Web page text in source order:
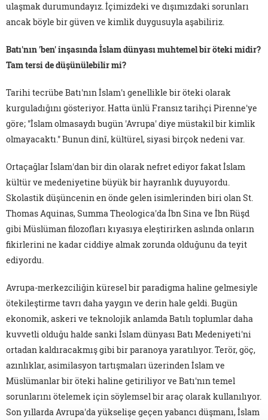
ulaşmak durumundayız. İçimizdeki ve dışımızdaki sorunları
ancak böyle bir güven ve kimlik duygusuyla aşabiliriz.
Batı'nın 'ben' inşasında İslam dünyası muhtemel bir öteki midir?
Tam tersi de düşünülebilir mi?
Tarihi tecrübe Batı'nın İslam'ı genellikle bir öteki olarak
kurguladığını gösteriyor. Hatta ünlü Fransız tarihçi Pirenne'ye
göre; "İslam olmasaydı bugün 'Avrupa' diye müstakil bir kimlik
olmayacaktı." Bunun dinî, kültürel, siyasi birçok nedeni var.
Ortaçağlar İslam'dan bir din olarak nefret ediyor fakat İslam
kültür ve medeniyetine büyük bir hayranlık duyuyordu.
Skolastik düşüncenin en önde gelen isimlerinden biri olan St.
Thomas Aquinas, Summa Theologica'da İbn Sina ve İbn Rüşd
gibi Müslüman filozofları kıyasıya eleştirirken aslında onların
fikirlerini ne kadar ciddiye almak zorunda olduğunu da teyit
ediyordu.
Avrupa-merkezciliğin küresel bir paradigma haline gelmesiyle
ötekileştirme tavrı daha yaygın ve derin hale geldi. Bugün
ekonomik, askeri ve teknolojik anlamda Batılı toplumlar daha
kuvvetli olduğu halde sanki İslam dünyası Batı Medeniyeti'ni
ortadan kaldıracakmış gibi bir paranoya yaratılıyor. Terör, göç,
azınlıklar, asimilasyon tartışmaları üzerinden İslam ve
Müslümanlar bir öteki haline getiriliyor ve Batı'nın temel
sorunlarını ötelemek için söylemsel bir araç olarak kullanılıyor.
Son yıllarda Avrupa'da yükselişe geçen yabancı düşmanı, İslam